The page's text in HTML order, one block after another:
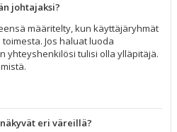
johtajaksi?
määritelty, kun käyttäjäryhmät
Jos haluat luoda
yhteyshenkilösi tulisi olla ylläpitäjä.
eri väreillä?